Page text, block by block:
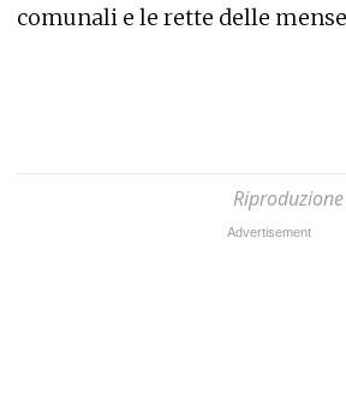
comunali e le rette delle